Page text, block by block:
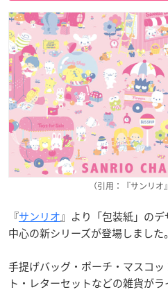
（引用：『サンリオ』
『サンリオ』より「包装紙」の
中心の新シリーズが登場しました。
手提げバッグ・ポーチ・マスコ
ト・レターセットなどの雑貨がラ